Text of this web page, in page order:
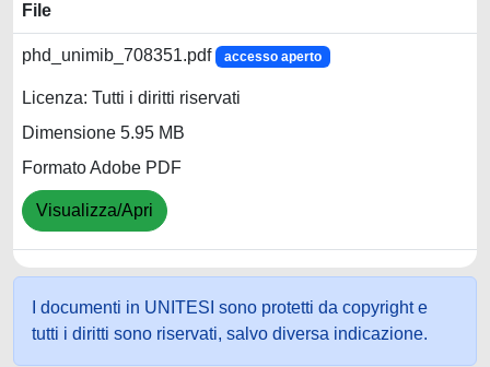
File
phd_unimib_708351.pdf accesso aperto
Licenza: Tutti i diritti riservati
Dimensione 5.95 MB
Formato Adobe PDF
Visualizza/Apri
I documenti in UNITESI sono protetti da copyright e
tutti i diritti sono riservati, salvo diversa indicazione.